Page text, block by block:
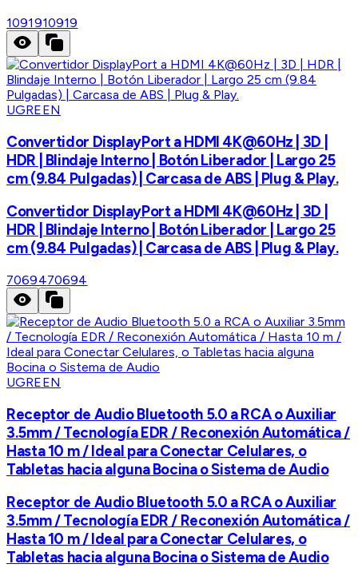
1091910919
UGREEN
Convertidor DisplayPort a HDMI 4K@60Hz | 3D |
HDR | Blindaje Interno | Botón Liberador | Largo 25
cm (9.84 Pulgadas) | Carcasa de ABS | Plug & Play.
Convertidor DisplayPort a HDMI 4K@60Hz | 3D |
HDR | Blindaje Interno | Botón Liberador | Largo 25
cm (9.84 Pulgadas) | Carcasa de ABS | Plug & Play.
7069470694
UGREEN
Receptor de Audio Bluetooth 5.0 a RCA o Auxiliar
3.5mm / Tecnología EDR / Reconexión Automática /
Hasta 10 m / Ideal para Conectar Celulares, o
Tabletas hacia alguna Bocina o Sistema de Audio
Receptor de Audio Bluetooth 5.0 a RCA o Auxiliar
3.5mm / Tecnología EDR / Reconexión Automática /
Hasta 10 m / Ideal para Conectar Celulares, o
Tabletas hacia alguna Bocina o Sistema de Audio